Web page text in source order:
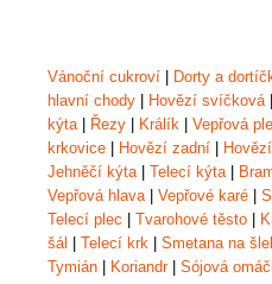
Vánoční cukroví | Dorty a
hlavní chody | Hovězí svíčková |
kýta | Řezy | Králík | Vepřová
krkovice | Hovězí zadní |
Jehněčí kýta | Telecí kýta |
Vepřová hlava | Vepřové karé |
Telecí plec | Tvarohové těsto |
šál | Telecí krk | Smetana na
Tymián | Koriandr| Sójová